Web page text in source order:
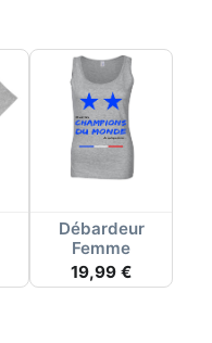
Débardeur
Femme
19,99 €